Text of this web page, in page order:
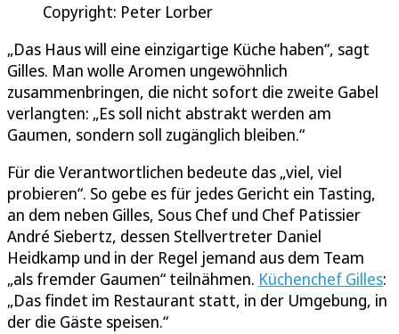
Copyright: Peter Lorber
„Das Haus will eine einzigartige Küche haben“, sagt
Gilles. Man wolle Aromen ungewöhnlich
zusammenbringen, die nicht sofort die zweite Gabel
verlangten: „Es soll nicht abstrakt werden am
Gaumen, sondern soll zugänglich bleiben.“
Für die Verantwortlichen bedeute das „viel, viel
probieren“. So gebe es für jedes Gericht ein Tasting,
an dem neben Gilles, Sous Chef und Chef Patissier
André Siebertz, dessen Stellvertreter Daniel
Heidkamp und in der Regel jemand aus dem Team
„als fremder Gaumen“ teilnähmen. Küchenchef Gilles:
„Das findet im Restaurant statt, in der Umgebung, in
der die Gäste speisen.“